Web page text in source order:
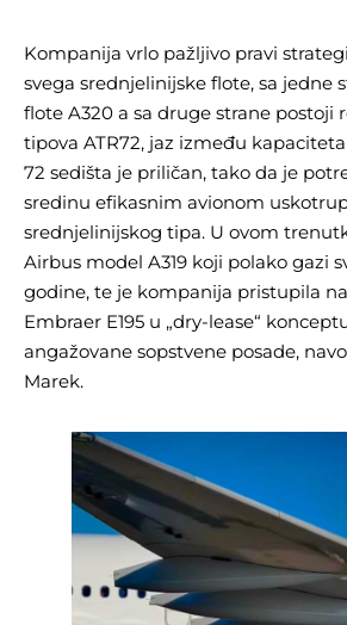
Kompanija vrlo pažljivo pravi
svega srednjelinijske flote, sa jedne
flote A320 a sa druge strane postoji
tipova ATR72, jaz između kapaciteta
72 sedišta je priličan, tako da je
sredinu efikasnim avionom
srednjelinijskog tipa. U ovom
Airbus model A319 koji polako gazi
godine, te je kompanija pristupila
Embraer E195 u „dry-lease“
angažovane sopstvene posade,
Marek.